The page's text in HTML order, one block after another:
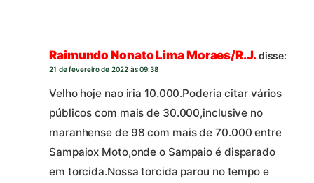
Raimundo Nonato Lima Moraes/R.J.disse:
21 de fevereiro de 2022 às 09:38
Velho hoje nao iria 10.000.Poderia citar vários
públicos com mais de 30.000,inclusive no
maranhense de 98 com mais de 70.000 entre
Sampaiox Moto,onde o Sampaio é disparado
em torcida.Nossa torcida parou no tempo e